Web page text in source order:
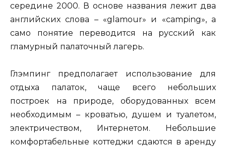
середине 2000. В основе названия лежит два
английских слова – «glamour» и «camping», а
само понятие переводится на русский как
гламурный палаточный лагерь.
Глэмпинг предполагает использование для
отдыха палаток, чаще всего небольших
построек на природе, оборудованных всем
необходимым – кроватью, душем и туалетом,
электричеством, Интернетом. Небольшие
комфортабельные коттеджи сдаются в аренду